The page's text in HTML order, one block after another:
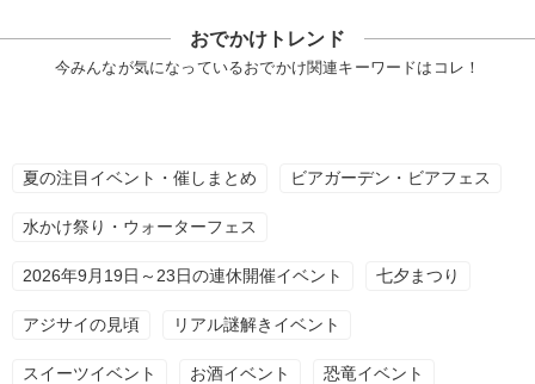
おでかけトレンド
今みんなが気になっているおでかけ関連キーワードはコレ！
夏の注目イベント・催しまとめ ビアガーデン・ビアフェス
水かけ祭り・ウォーターフェス
2026年9月19日～23日の連休開催イベント 七夕まつり
アジサイの見頃 リアル謎解きイベント
スイーツイベント お酒イベント 恐竜イベント